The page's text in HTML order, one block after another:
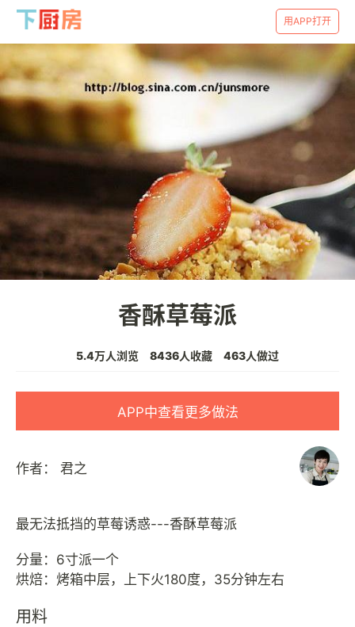
用APP打开
香酥草莓派
5.4万人浏览 8436人收藏 463人做过
APP中查看更多做法
作者： 君之
最无法抵挡的草莓诱惑---香酥草莓派
分量：6寸派一个
用料